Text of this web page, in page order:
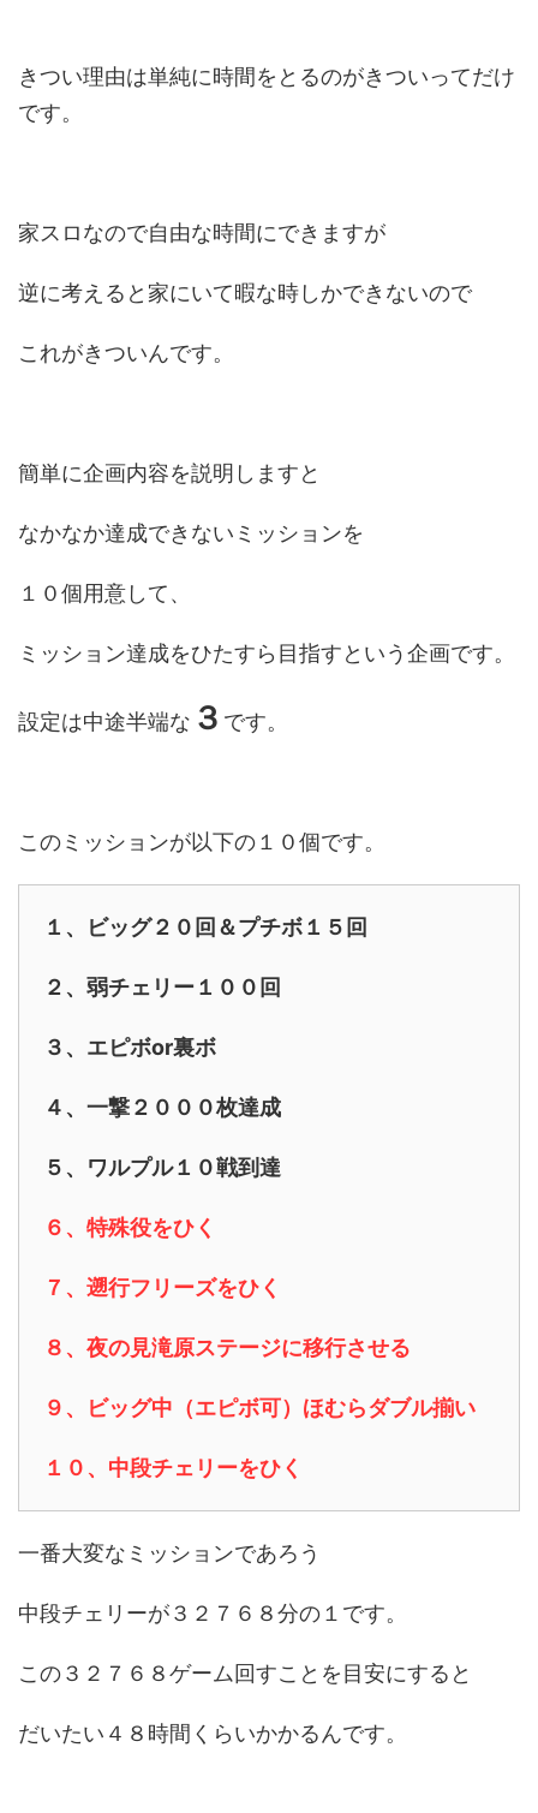
きつい理由は単純に時間をとるのがきついってだけ
です。
家スロなので自由な時間にできますが
逆に考えると家にいて暇な時しかできないので
これがきついんです。
簡単に企画内容を説明しますと
なかなか達成できないミッションを
１０個用意して、
ミッション達成をひたすら目指すという企画です。
設定は中途半端な ３ です。
このミッションが以下の１０個です。
１、ビッグ２０回＆プチボ１５回
２、弱チェリー１００回
３、エピボor裏ボ
４、一撃２０００枚達成
５、ワルプル１０戦到達
６、特殊役をひく
７、遡行フリーズをひく
８、夜の見滝原ステージに移行させる
９、ビッグ中（エピボ可）ほむらダブル揃い
１０、中段チェリーをひく
一番大変なミッションであろう
中段チェリーが３２７６８分の１です。
この３２７６８ゲーム回すことを目安にすると
だいたい４８時間くらいかかるんです。